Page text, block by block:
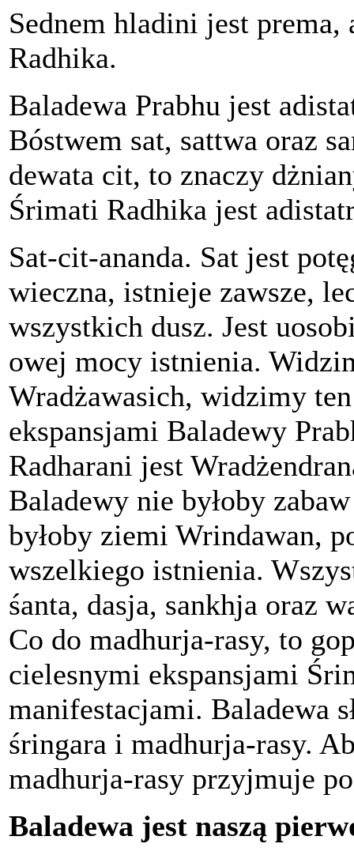
Sednem hladini jest
Radhika.
Baladewa Prabhu jest
Bóstwem sat, sattwa oraz
dewata cit, to znaczy
Śrimati Radhika jest
Sat-cit-ananda. Sat jest
wieczna, istnieje zawsze,
wszystkich dusz. Jest
owej mocy istnienia.
Wradżawasich, widzimy
ekspansjami Baladewy
Radharani jest
Baladewy nie byłoby
byłoby ziemi Wrindawan,
wszelkiego istnienia.
śanta, dasja, sankhja oraz
Co do madhurja-rasy, to
cielesnymi ekspansjami
manifestacjami. Baladewa
śringara i madhurja-rasy.
madhurja-rasy przyjmuje
Baladewa jest naszą